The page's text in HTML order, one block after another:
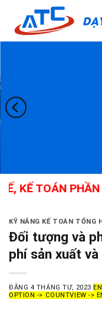
content
PHẦN
KỸ NĂNG KẾ TOÁN TỔNG
Đối tượng và
phí sản xuất
ĐĂNG 4 THÁNG TƯ, 2023
OPTION -> COUNTVIEW ->